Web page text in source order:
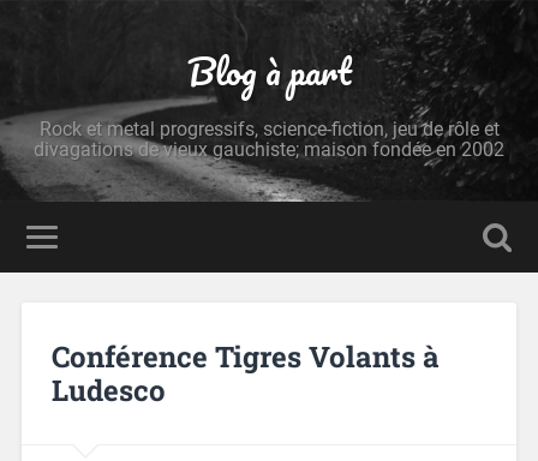
Blog à part
Rock et metal progressifs, science-fiction, jeu de rôle et
divagations de vieux gauchiste; maison fondée en 2002
Conférence Tigres Volants à
Ludesco